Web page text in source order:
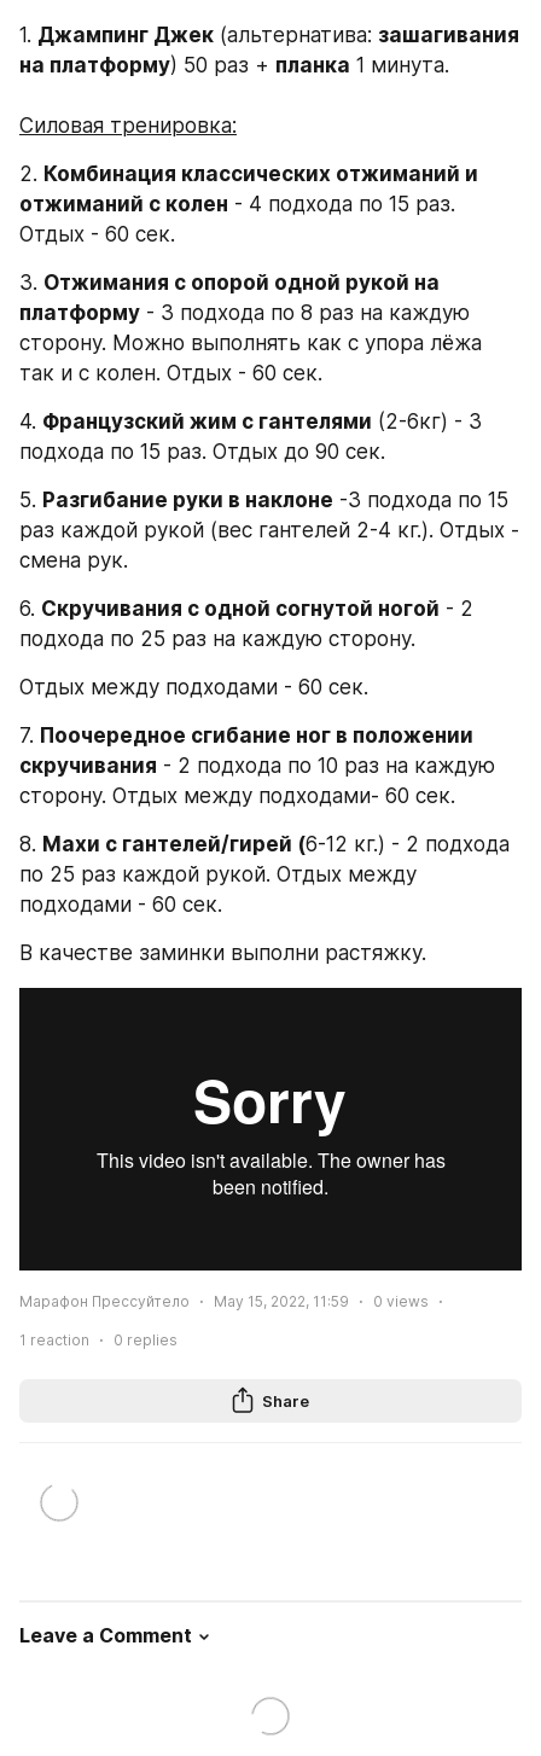
1. Джампинг Джек (альтернатива: зашагивания
на платформу) 50 раз + планка 1 минута.
Силовая тренировка:
2. Комбинация классических отжиманий и
отжиманий с колен - 4 подхода по 15 раз.
Отдых - 60 сек.
3. Отжимания с опорой одной рукой на
платформу - 3 подхода по 8 раз на каждую
сторону. Можно выполнять как с упора лёжа
так и с колен. Отдых - 60 сек.
4. Французский жим с гантелями (2-6кг) - 3
подхода по 15 раз. Отдых до 90 сек.
5. Разгибание руки в наклоне -3 подхода по 15
раз каждой рукой (вес гантелей 2-4 кг.). Отдых -
смена рук.
6. Скручивания с одной согнутой ногой - 2
подхода по 25 раз на каждую сторону.
Отдых между подходами - 60 сек.
7. Поочередное сгибание ног в положении
скручивания - 2 подхода по 10 раз на каждую
сторону. Отдых между подходами- 60 сек.
8. Махи с гантелей/гирей (6-12 кг.) - 2 подхода
по 25 раз каждой рукой. Отдых между
подходами - 60 сек.
В качестве заминки выполни растяжку.
Марафон Прессуйтело May 15, 2022, 11:59 0 views
1 reaction 0 replies
Share
Leave a Comment